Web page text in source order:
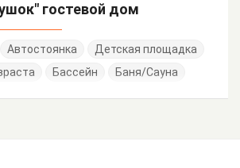
гостевой дом
Автостоянка
Детская площадка
Бассейн Баня/Сауна